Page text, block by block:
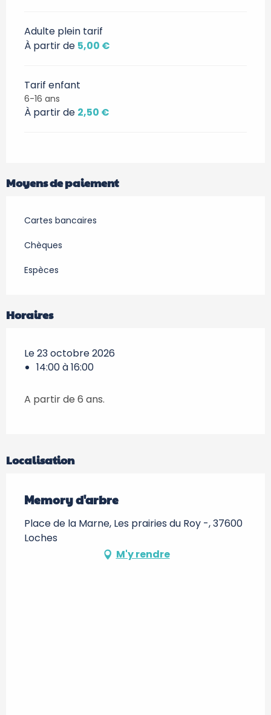
Adulte plein tarif
À partir de 5,00 €
Tarif enfant
6-16 ans
À partir de 2,50 €
Moyens de paiement
Cartes bancaires
Chèques
Espèces
Horaires
Le 23 octobre 2026
14:00 à 16:00
A partir de 6 ans.
Localisation
Memory d'arbre
Place de la Marne, Les prairies du Roy -, 37600
Loches
M'y rendre